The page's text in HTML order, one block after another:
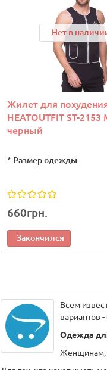
Нет в
Жилет для
HEATOUTFIT ST-2153
черный
* Размер одежды:
660грн.
Закончился
Всем
вариантов
Одежда
Женщинам,